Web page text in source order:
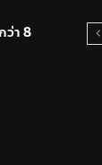
ว่า 8